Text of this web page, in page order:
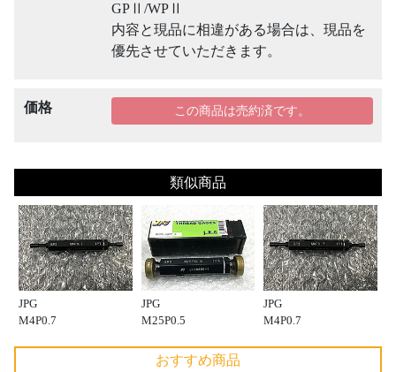
GPⅡ/WPⅡ
内容と現品に相違がある場合は、現品を
優先させていただきます。
価格 この商品は売約済です。
類似商品
JPG
M4P0.7
JPG
M25P0.5
JPG
M4P0.7
おすすめ商品